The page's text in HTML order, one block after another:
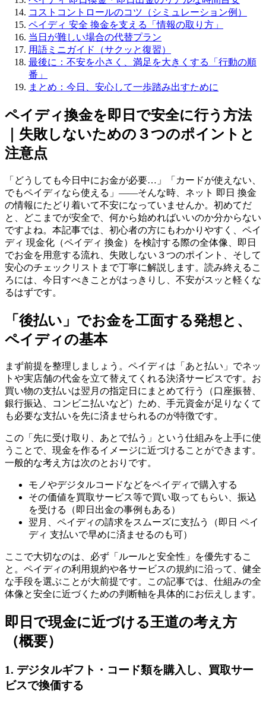
コストコントロールのコツ（シミュレーション例）
ペイディ 安全 換金を支える「情報の取り方」
当日が難しい場合の代替プラン
用語ミニガイド（サクッと復習）
最後に：不安を小さく、満足を大きくする「行動の順
番」
まとめ：今日、安心して一歩踏み出すために
ペイディ換金を即日で安全に行う方法
｜失敗しないための３つのポイントと
注意点
「どうしても今日中にお金が必要…」「カードが使えない、
でもペイディなら使える」――そんな時、ネット 即日 換金
の情報にたどり着いて不安になっていませんか。初めてだ
と、どこまでが安全で、何から始めればいいのか分からない
ですよね。本記事では、初心者の方にもわかりやすく、ペイ
ディ 現金化（ペイディ 換金）を検討する際の全体像、即日
でお金を用意する流れ、失敗しない３つのポイント、そして
安心のチェックリストまで丁寧に解説します。読み終えるこ
ろには、今日すべきことがはっきりし、不安がスッと軽くな
るはずです。
「後払い」でお金を工面する発想と、
ペイディの基本
まず前提を整理しましょう。ペイディは「あと払い」でネッ
トや実店舗の代金を立て替えてくれる決済サービスです。お
買い物の支払いは翌月の指定日にまとめて行う（口座振替、
銀行振込、コンビニ払いなど）ため、手元資金が足りなくて
も必要な支払いを先に済ませられるのが特徴です。
この「先に受け取り、あとで払う」という仕組みを上手に使
うことで、現金を作るイメージに近づけることができます。
一般的な考え方は次のとおりです。
モノやデジタルコードなどをペイディで購入する
その価値を買取サービス等で買い取ってもらい、振込
を受ける（即日出金の事例もある）
翌月、ペイディの請求をスムーズに支払う（即日 ペイ
ディ 支払いで早めに済ませるのも可）
ここで大切なのは、必ず「ルールと安全性」を優先するこ
と。ペイディの利用規約や各サービスの規約に沿って、健全
な手段を選ぶことが大前提です。この記事では、仕組みの全
体像と安全に近づくための判断軸を具体的にお伝えします。
即日で現金に近づける王道の考え方
（概要）
1. デジタルギフト・コード類を購入し、買取サー
ビスで換価する